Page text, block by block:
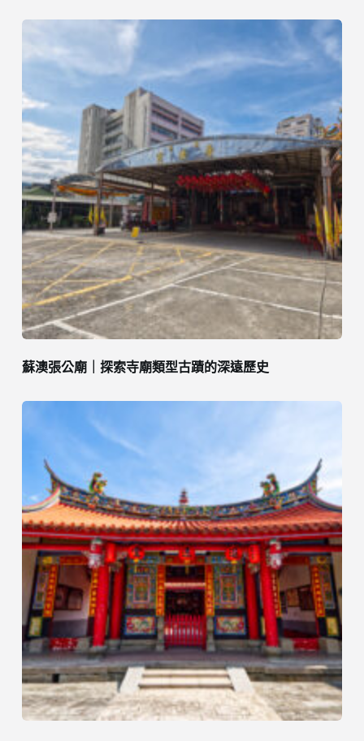
蘇澳張公廟｜探索寺廟類型古蹟的深遠歷史